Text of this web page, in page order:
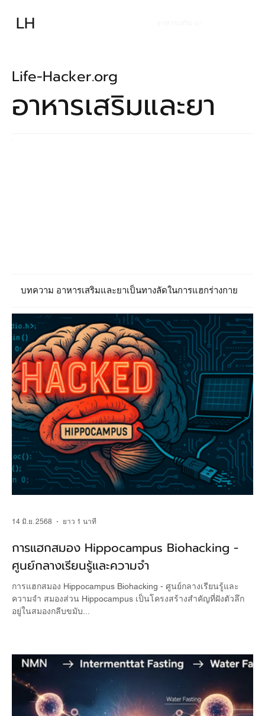
LH
อาหารเสริมและยา
Life-Hacker.org
บทความ อาหารเสริมและยาเป็นทางลัดในการแฮกร่างกาย
การแฮกสมอง Hippocampus Biohacking -
ศูนย์กลางเรียนรู้และความจำ
การแฮกสมอง Hippocampus Biohacking - ศูนย์กลางเรียนรู้และ
ความจำ สมองส่วน Hippocampus เป็นโครงสร้างสำคัญที่ฝังตัวลึก
อยู่ในสมองกลีบขมับ...
14 มิ.ย. 2568 ยาว 1 นาที